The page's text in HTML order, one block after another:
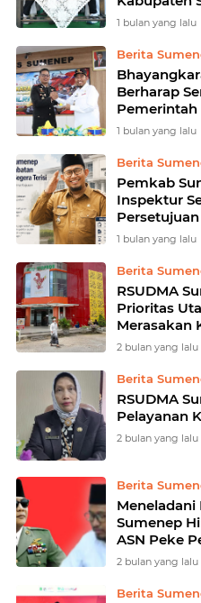
1 bulan yang lalu
Berita
Bhayangkara ke-80,
Berharap
Pemerintah
dan Seluruh
1 bulan yang lalu
Berita
Pemkab
Inspektur
1 bulan yang lalu
Berita
RSUDMA
Prioritas
Merasakan
2 bulan yang lalu
Berita
RSUDMA
Pelayanan
2 bulan yang lalu
Berita
Meneladani
Sumenep
ASN Peke
2 bulan yang lalu
Berita